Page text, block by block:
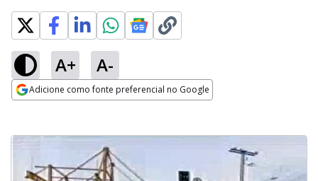
A+ A-
Adicione como fonte preferencial no Google